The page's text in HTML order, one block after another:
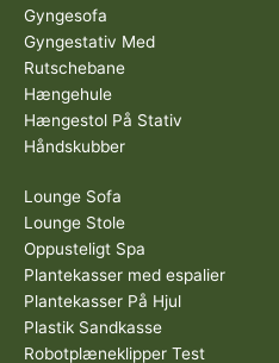
Gyngesofa
Gyngestativ Med
Rutschebane
Hængehule
Hængestol På Stativ
Håndskubber
Lounge Sofa
Lounge Stole
Oppusteligt Spa
Plantekasser med espalier
Plantekasser På Hjul
Plastik Sandkasse
Robotplæneklipper Test